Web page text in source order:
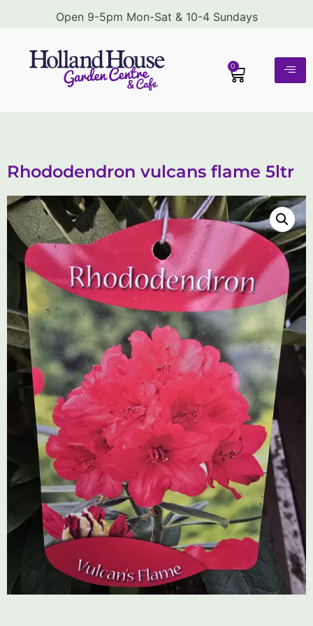
Open 9-5pm Mon-Sat & 10-4 Sundays
0
Rhododendron vulcans flame 5ltr